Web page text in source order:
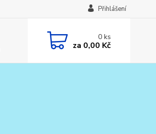
Přihlášení
0ks
za 0,00 Kč